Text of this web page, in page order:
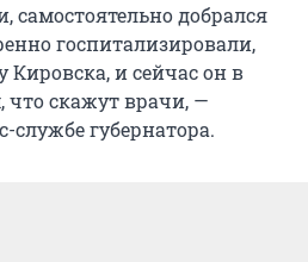
самостоятельно добрался
госпитализировали,
Кировска, и сейчас он в
скажут врачи, —
службе губернатора.